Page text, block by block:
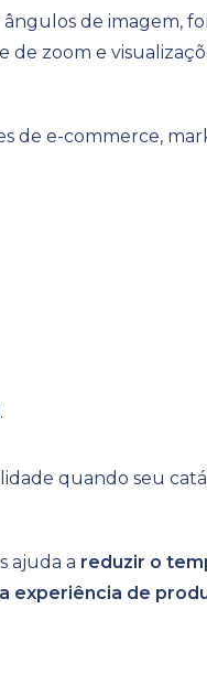
de imagem,
de zoom e
de e-commerce,
quando seu
ajuda a reduzir o
experiência de